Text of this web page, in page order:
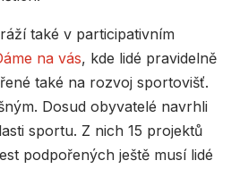
také v participativním
na vás, kde lidé pravidelně
také na rozvoj sportovišť.
Dosud obyvatelé navrhli
sportu. Z nich 15 projektů
podpořených ještě musí lidé